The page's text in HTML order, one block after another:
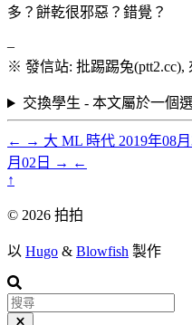
多？餅乾很邪惡？錯覺？
–
※ 發信站: 批踢踢兔(ptt2.cc),
交換學生 - 本文屬於一個
← → 大 ML 時代 2019年08月
月02日
→ ←
↑
© 2026 拍拍
以 Hugo & Blowfish 製作